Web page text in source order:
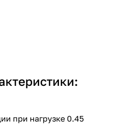
при нагрузке 0.45